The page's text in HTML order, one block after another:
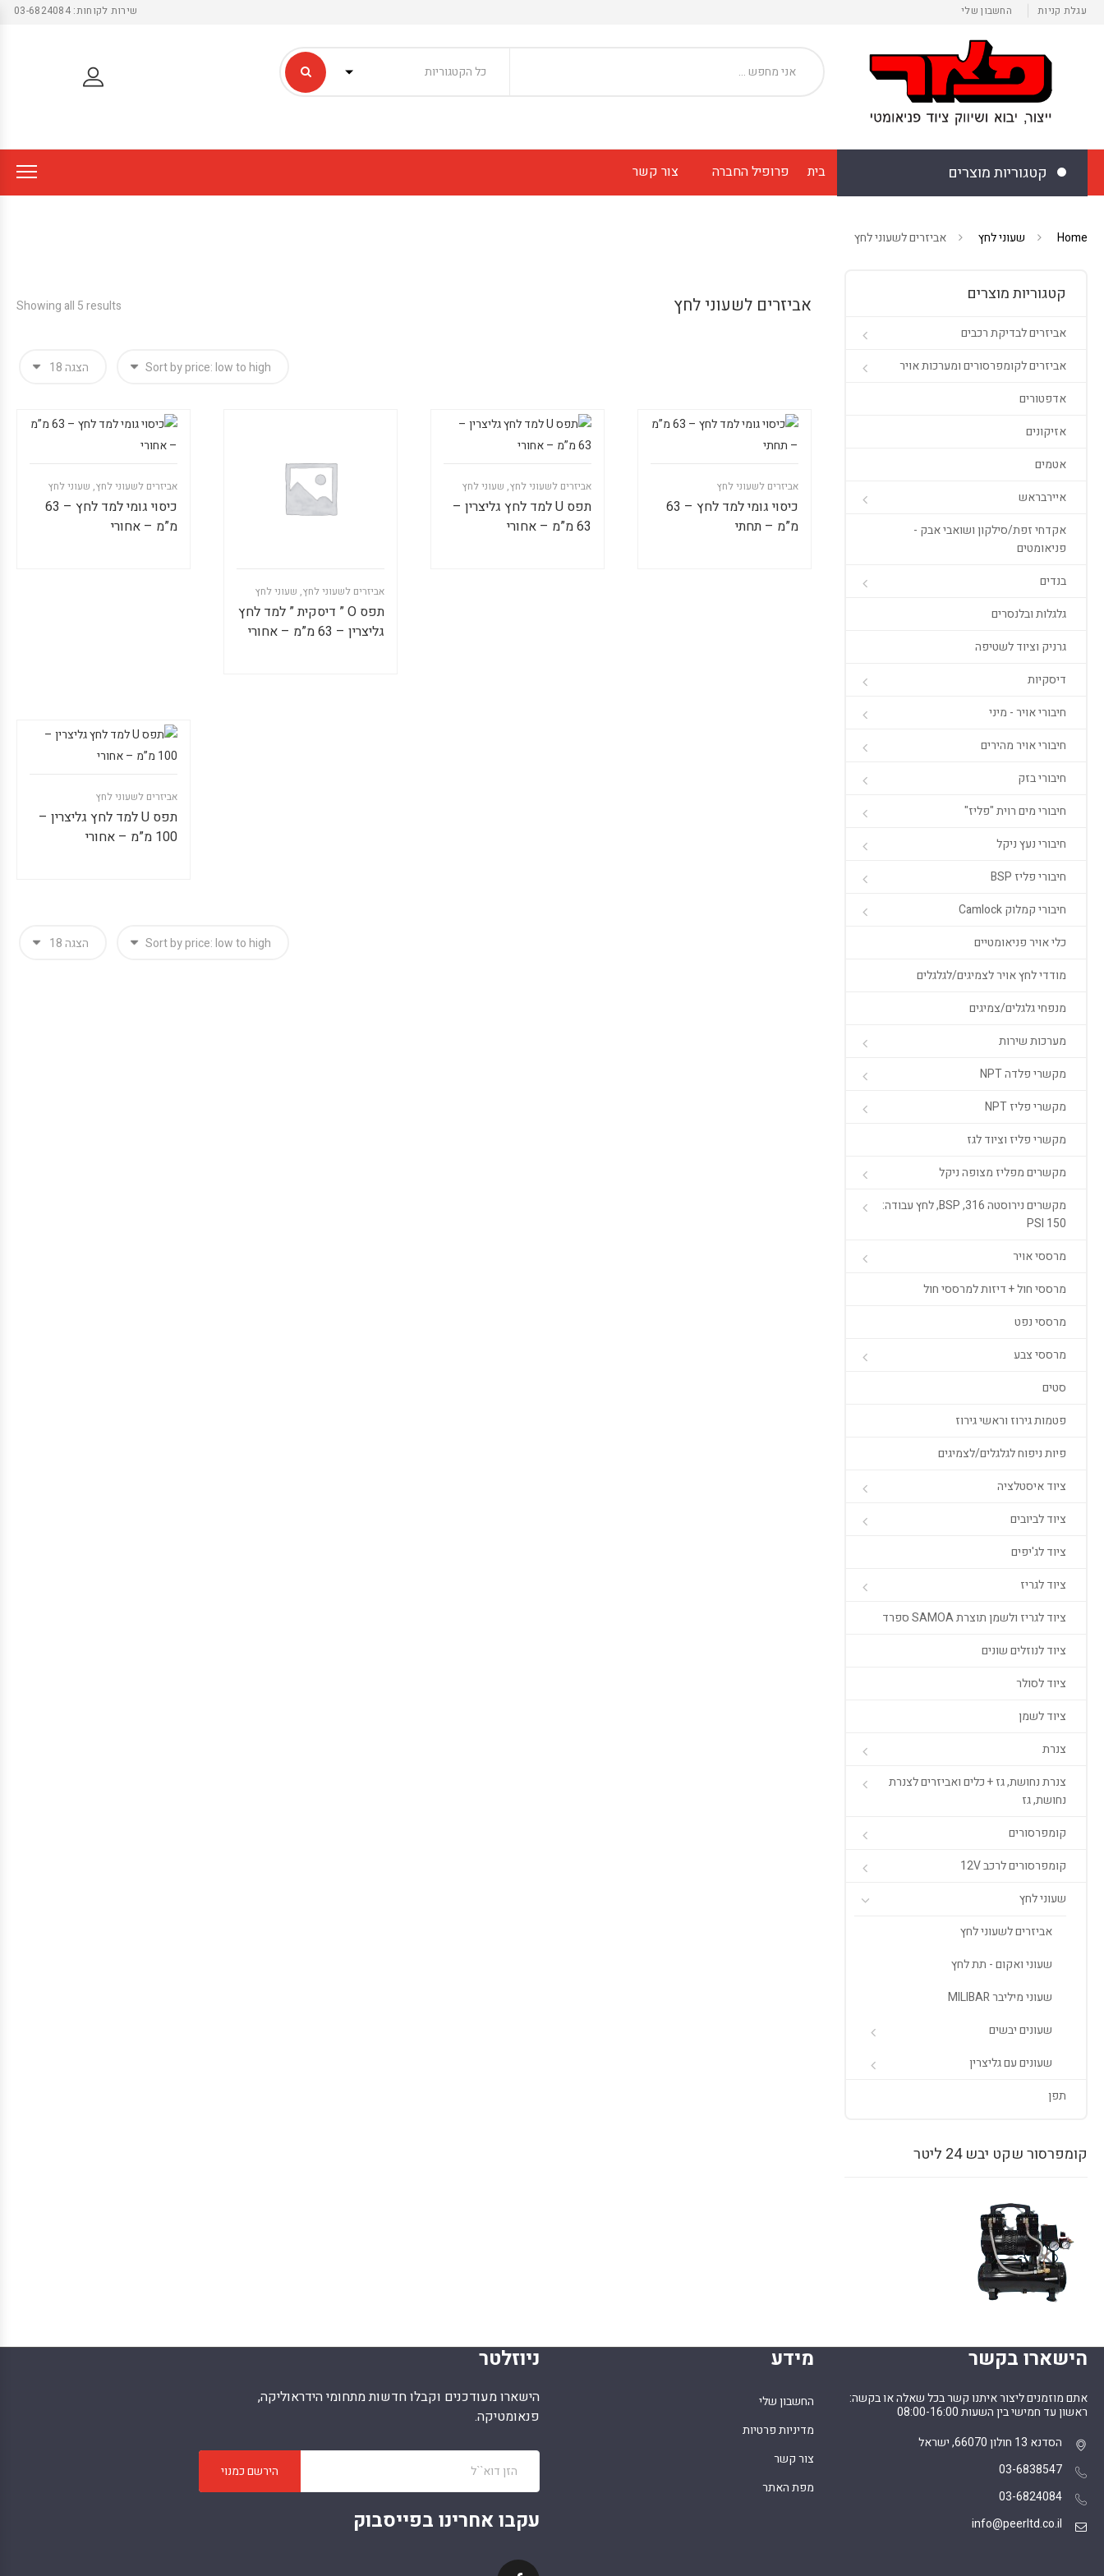
עגלת קניות החשבון שלי שירות לקוחות: 03-6824084
כל הקטגוריות
קטגוריות מוצרים בית פרופיל החברה צור קשר
Home שעוני לחץ אביזרים לשעוני לחץ
אביזרים לשעוני לחץ Showing all 5 results
אביזרים לשעוני לחץ, שעוני לחץ
כיסוי גומי למד לחץ – 63
מ”מ – אחורי
אביזרים לשעוני לחץ, שעוני לחץ
תפס O ” דיסקית ” למד לחץ
גליצרין – 63 מ”מ – אחורי
אביזרים לשעוני לחץ, שעוני לחץ
תפס U למד לחץ גליצרין –
63 מ”מ – אחורי
אביזרים לשעוני לחץ
כיסוי גומי למד לחץ – 63
מ”מ – תחתי
אביזרים לשעוני לחץ
תפס U למד לחץ גליצרין –
100 מ”מ – אחורי
קטגוריות מוצרים
אביזרים לבדיקת רכבים
אביזרים לקומפרסורים ומערכות אויר
אדפטורים
אזיקונים
אטמים
איירבראש
אקדחי זפת/סילקון ושואבי אבק -
פניאומטים
בנדים
גלגלות ובלנסרים
גרניק וציוד לשטיפה
דיסקיות
חיבורי אויר - מיני
חיבורי אויר מהירים
חיבורי בזק
חיבורי מים רוית "פליז"
חיבורי נעץ ניקל
חיבורי פליז BSP
חיבורי קמלוק Camlock
כלי אויר פניאומטיים
מודדי לחץ אויר לצמיגים/לגלגלים
מנפחי גלגלים/צמיגים
מערכות שירות
מקשרי פלדה NPT
מקשרי פליז NPT
מקשרי פליז וציוד לגז
מקשרים מפליז מצופה ניקל
מקשרים נירוסטה 316, BSP, לחץ עבודה:
150 PSI
מרססי אויר
מרססי חול + דיזות למרססי חול
מרססי נפט
מרססי צבע
סטים
פטמות גירוז וראשי גירוז
פיות ניפוח לגלגלים/לצמיגים
ציוד איסטלציה
ציוד לביובים
ציוד לג'יפים
ציוד לגריז
ציוד לגריז ולשמן תוצרת SAMOA ספרד
ציוד לנוזלים שונים
ציוד לסולר
ציוד לשמן
צנרת
צנרת נחושת, גז + כלים ואביזרים לצנרת
נחושת, גז
קומפרסורים
קומפרסורים לרכב 12V
שעוני לחץ
אביזרים לשעוני לחץ
שעוני ואקום - תת לחץ
שעוני מיליבר MILIBAR
שעונים יבשים
שעונים עם גליצרין
תפן
קומפרסור שקט יבש 24 ליטר
הישארו בקשר
אתם מוזמנים ליצור איתנו קשר בכל שאלה או בקשה:
ראשון עד חמישי בין השעות 08:00-16:00
הסדנא 13 חולון 66070, ישראל
03-6838547
03-6824084
info@peerltd.co.il
מידע
החשבון שלי
מדיניות פרטיות
צור קשר
מפת האתר
ניוזלטר
הישארו מעודכנים וקבלו חדשות מתחומי הידראוליקה,
פנאומטיקה.
הירשם כמנוי
עקבו אחרינו בפייסבוק